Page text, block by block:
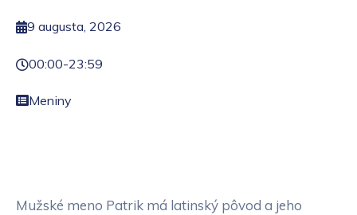
9 augusta, 2026
00:00-23:59
Meniny
Mužské meno Patrik má latinský pôvod a jeho